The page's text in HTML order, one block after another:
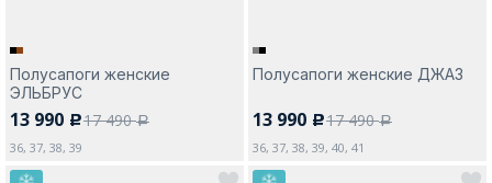
Полусапоги женские
ЭЛЬБРУС
13 990 c17 490a
36, 37, 38, 39
Полусапоги женские ДЖАЗ
13 990 c17 490a
36, 37, 38, 39, 40, 41